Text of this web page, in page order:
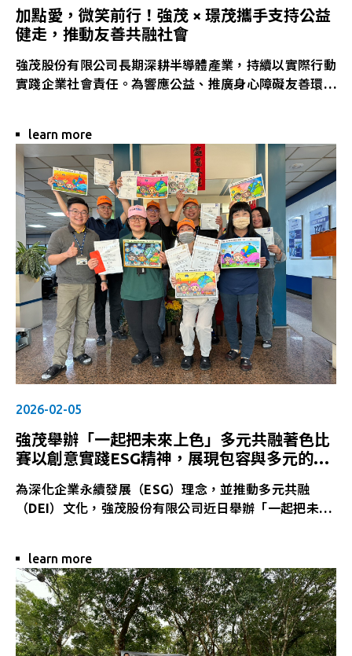
加點愛，微笑前行！強茂 × 璟茂攜手支持公益
健走，推動友善共融社會
強茂股份有限公司長期深耕半導體產業，持續以實際行動
實踐企業社會責任。為響應公益、推廣身心障礙友善環
企業夥伴向心力。
learn more
2026-02-05
強茂舉辦「一起把未來上色」多元共融著色比
賽以創意實踐ESG精神，展現包容與多元的企
為深化企業永續發展（ESG）理念，並推動多元共融
（DEI）文化，強茂股份有限公司近日舉辦「一起把未來
learn more